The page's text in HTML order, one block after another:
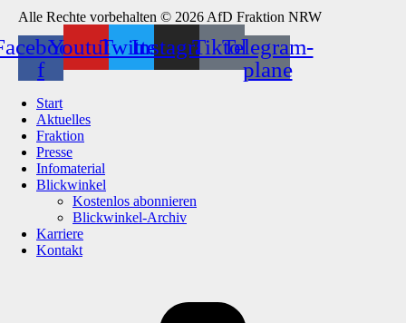
Alle Rechte vorbehalten © 2026 AfD Fraktion NRW
f
YoutubeTwitterInstagramTiktokTelegram-
plane
Start
Aktuelles
Fraktion
Presse
Infomaterial
Blickwinkel
Kostenlos abonnieren
Blickwinkel-Archiv
Karriere
Kontakt